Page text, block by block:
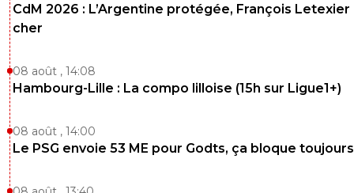
CdM 2026 : L’Argentine protégée, François Letexier
cher
08 août , 14:08
Hambourg-Lille : La compo lilloise (15h sur Ligue1+)
08 août , 14:00
Le PSG envoie 53 ME pour Godts, ça bloque toujours